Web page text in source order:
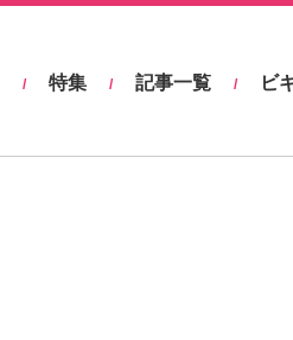
/ 特集 / 記事一覧 / ビ